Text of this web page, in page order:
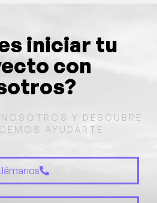
iniciar tu
con
Y DESCUBRE
AYUDARTE